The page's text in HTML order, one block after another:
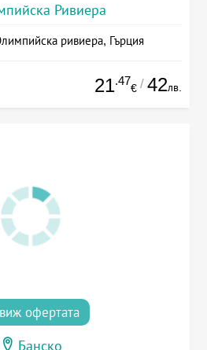
Ривиера
ривиера, Гърция
21.47
€ / 42лв.
виж офертата
Банско